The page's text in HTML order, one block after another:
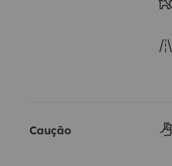
Caução